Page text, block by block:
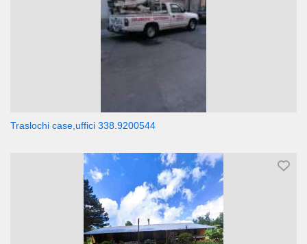
Traslochi case,uffici 338.9200544